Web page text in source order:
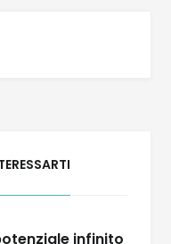
infinito